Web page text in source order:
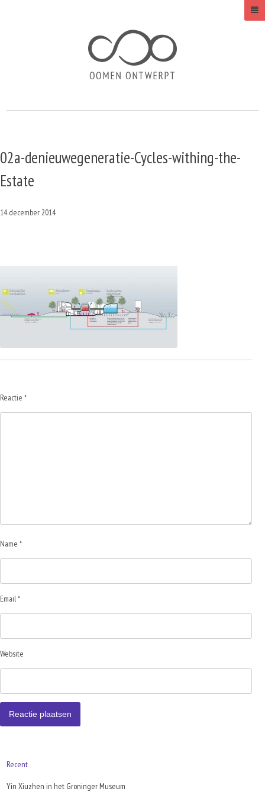
02a-denieuwegeneratie-Cycles-withing-the-
Estate
14 december 2014
Reactie *
Name *
Email *
Website
Recent
Yin Xiuzhen in het Groninger Museum